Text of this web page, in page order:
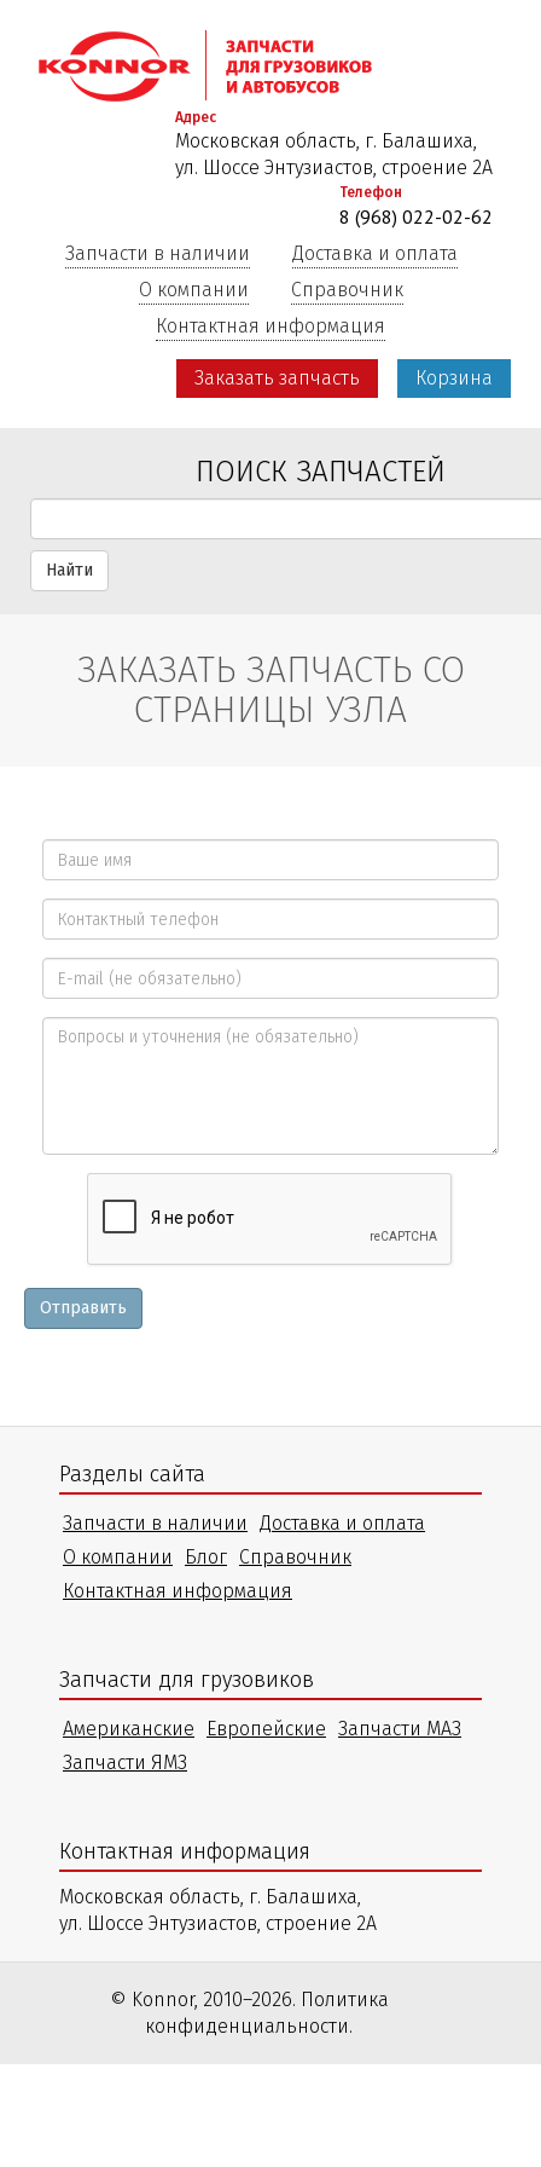
к
основному
Адрес
Московская область, г. Балашиха,
ул. Шоссе Энтузиастов, строение 2А
Телефон
8 (968) 022-02-62
Запчасти в наличии
Доставка и оплата
О компании
Справочник
Контактная информация
Заказать запчасть Корзина
ПОИСК ЗАПЧАСТЕЙ
Найти
ЗАКАЗАТЬ ЗАПЧАСТЬ СО
СТРАНИЦЫ УЗЛА
Ваше
имя
*
Контактный
телефон
*
E-
mail
Вопросы
уточнения
Отправить
Разделы сайта
Запчасти в наличии
Доставка и оплата
О компании
Блог Справочник
Контактная информация
Запчасти для грузовиков
Американские Европейские Запчасти МАЗ
Запчасти ЯМЗ
Контактная информация
Московская область, г. Балашиха,
ул. Шоссе Энтузиастов, строение 2А
© Konnor, 2010–2026. Политика
конфиденциальности.